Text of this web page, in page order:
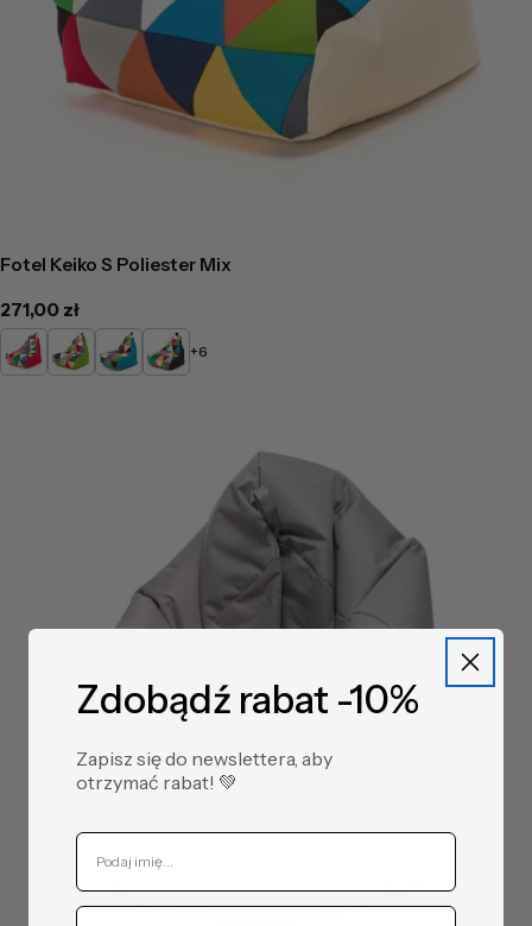
Fotel Keiko S Poliester Mix
Cena
regularna
271,00 zł
Czerwony
-
Limonkowy
-
Turkusowy
-
Czarny
-
+6
Zdobądź rabat -10%
Zapisz się do newslettera, aby
otrzymać rabat! ​💚